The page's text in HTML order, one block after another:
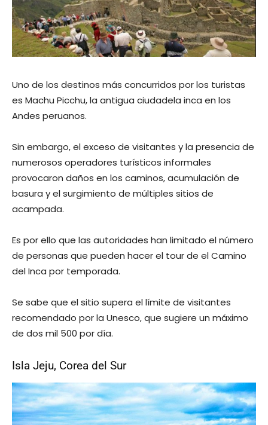
Uno de los destinos más concurridos por los turistas
es Machu Picchu, la antigua ciudadela inca en los
Andes peruanos.
Sin embargo, el exceso de visitantes y la presencia de
numerosos operadores turísticos informales
provocaron daños en los caminos, acumulación de
basura y el surgimiento de múltiples sitios de
acampada.
Es por ello que las autoridades han limitado el número
de personas que pueden hacer el tour de el Camino
del Inca por temporada.
Se sabe que el sitio supera el límite de visitantes
recomendado por la Unesco, que sugiere un máximo
de dos mil 500 por día.
Isla Jeju, Corea del Sur